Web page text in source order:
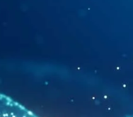
et
vos